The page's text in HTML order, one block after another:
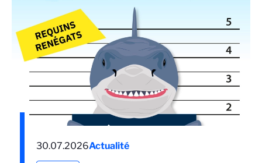
30.07.2026Actualité